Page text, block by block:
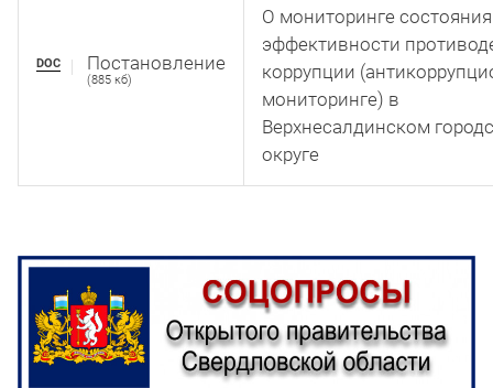
DOC Постановление
(885 кб)
О мониторинге
эффективности
коррупции
мониторинге) в
Верхнесалдинском
округе